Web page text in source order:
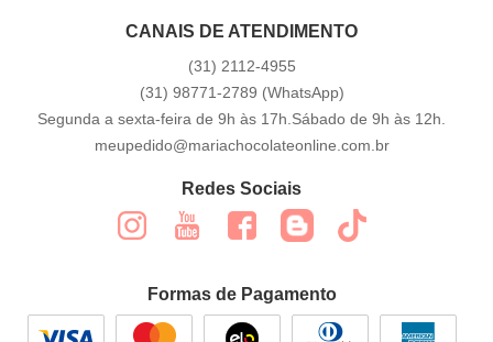
CANAIS DE ATENDIMENTO
(31) 2112-4955
(31) 98771-2789 (WhatsApp)
Segunda a sexta-feira de 9h às 17h.Sábado de 9h às 12h.
meupedido@mariachocolateonline.com.br
Redes Sociais
Formas de Pagamento